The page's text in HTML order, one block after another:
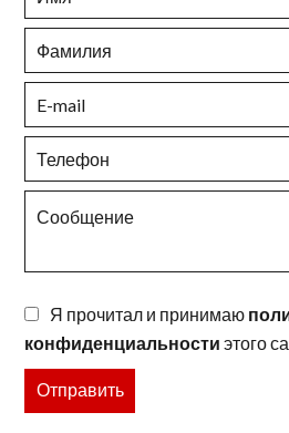
Я прочитал и принимаю
конфиденциальности этого
Отправить